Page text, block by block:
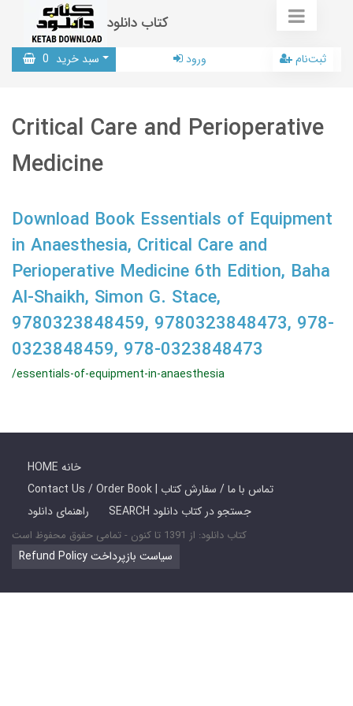
کتاب دانلود
سبد خرید 0 ورود ثبت‌نام
Critical Care and Perioperative
Medicine
Download Book Essentials of Equipment
in Anaesthesia, Critical Care and
Perioperative Medicine 6th Edition, Baha
Al-Shaikh, Simon G. Stace,
9780323848459, 9780323848473, 978-
0323848459, 978-0323848473
/essentials-of-equipment-in-anaesthesia
HOME خانه
Contact Us / Order Book | تماس با ما / سفارش کتاب
راهنمای دانلود
SEARCH جستجو در کتاب دانلود
کتاب دانلود: از 1391 تا کنون - تمامی حقوق محفوظ است
Refund Policy سیاست بازپرداخت